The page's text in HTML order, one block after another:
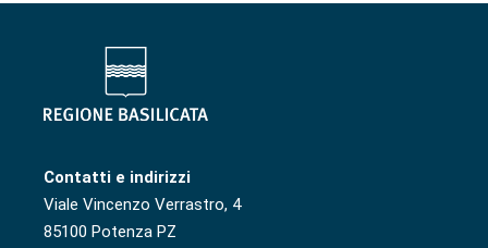
Contatti e indirizzi
Viale Vincenzo Verrastro, 4
85100 Potenza PZ